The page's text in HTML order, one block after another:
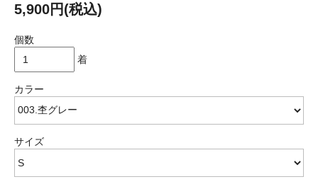
5,900円(税込)
個数
着
カラー
サイズ